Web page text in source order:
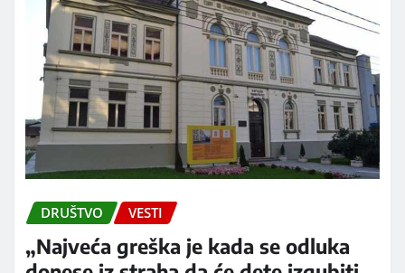
DRUŠTVO VESTI
„Najveća greška je kada se odluka